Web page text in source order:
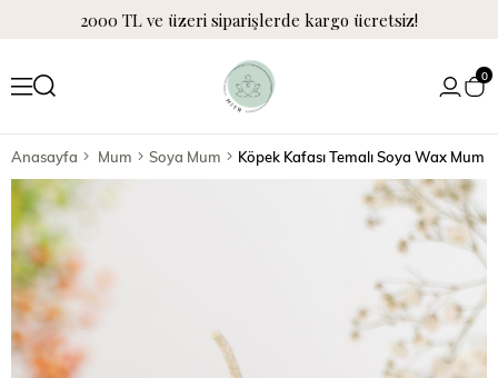
2000 TL ve üzeri siparişlerde kargo ücretsiz!
0
Anasayfa Mum Soya Mum Köpek Kafası Temalı Soya Wax Mum